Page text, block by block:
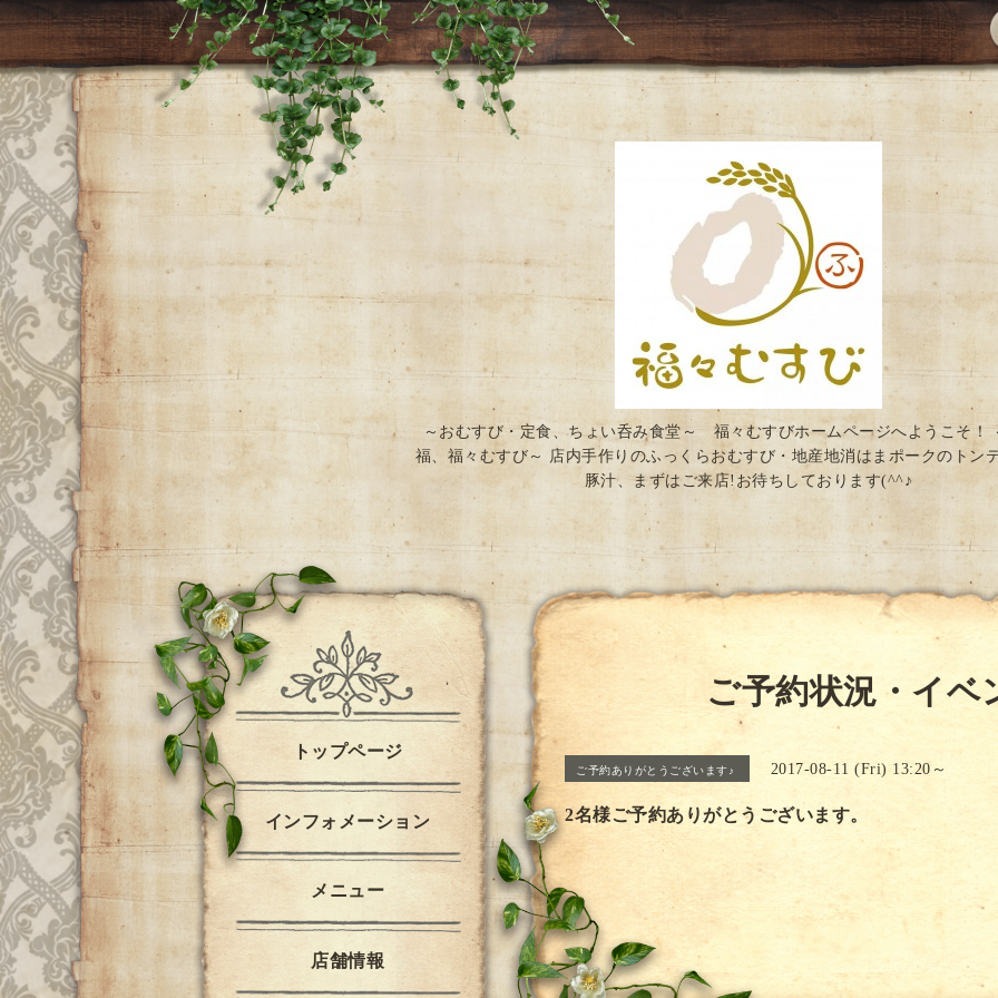
～おむすび・定食、ちょい呑み食堂～ 福々むすびホームページへようこそ！
福、福々むすび～ 店内手作りのふっくらおむすび・地産地消はまポークのトン
豚汁、まずはご来店!お待ちしております(^^♪
ご予約状況・イベ
ご予約ありがとうございます♪ 2017-08-11 (Fri) 13:20～
2名様ご予約ありがとうございます。
トップページ
インフォメーション
メニュー
店舗情報